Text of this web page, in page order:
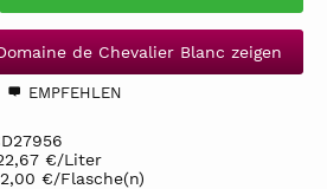
de Chevalier Blanc zeigen
EMPFEHLEN
€/Liter
€/Flasche(n)